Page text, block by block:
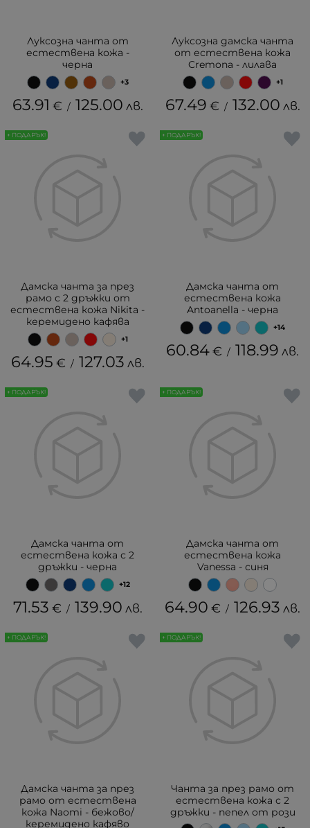
Луксозна чанта от
естествена кожа -
черна
+3
63.91 € / 125.00 лв.
Луксозна дамска чанта
от естествена кожа
Cremona - лилава
+1
67.49 € / 132.00 лв.
Дамска чанта за през
рамо с 2 дръжки от
естествена кожа Nikita -
керемидено кафява
+1
64.95 € / 127.03 лв.
+ ПОДАРЪК!
Дамска чанта от
естествена кожа
Antoanella - черна
+14
60.84€ / 118.99 лв.
+ ПОДАРЪК!
Дамска чанта от
естествена кожа с 2
дръжки - черна
+12
71.53 € / 139.90 лв.
+ ПОДАРЪК!
Дамска чанта от
естествена кожа
Vanessa - синя
64.90 € / 126.93 лв.
+ ПОДАРЪК!
Дамска чанта за през
рамо от естествена
кожа Naomi - бежово/
керемидено кафяво
+ ПОДАРЪК!
Чанта за през рамо от
естествена кожа с 2
дръжки - пепел от рози
+ ПОДАРЪК!